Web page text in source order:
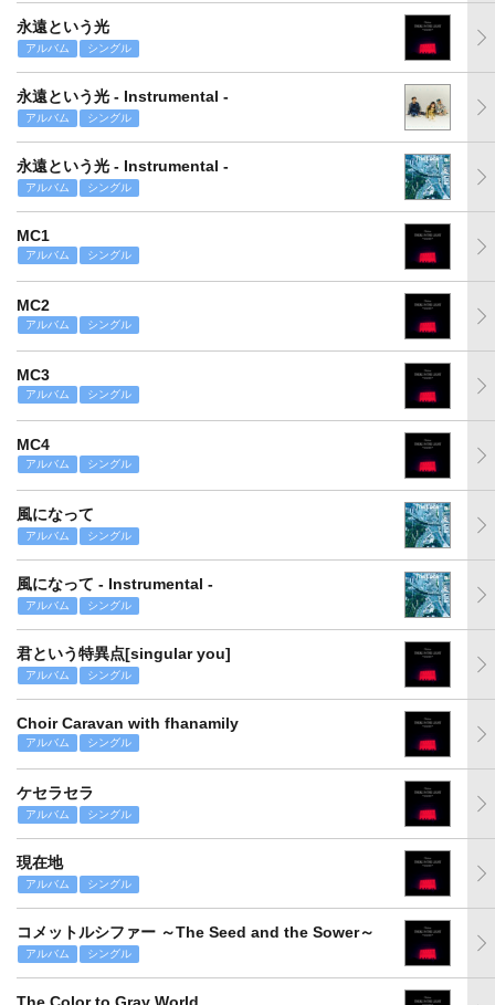
永遠という光
アルバム シングル
永遠という光 - Instrumental -
アルバム シングル
永遠という光 - Instrumental -
アルバム シングル
MC1
アルバム シングル
MC2
アルバム シングル
MC3
アルバム シングル
MC4
アルバム シングル
風になって
アルバム シングル
風になって - Instrumental -
アルバム シングル
君という特異点[singular you]
アルバム シングル
Choir Caravan with fhanamily
アルバム シングル
ケセラセラ
アルバム シングル
現在地
アルバム シングル
コメットルシファー ～The Seed and the Sower～
アルバム シングル